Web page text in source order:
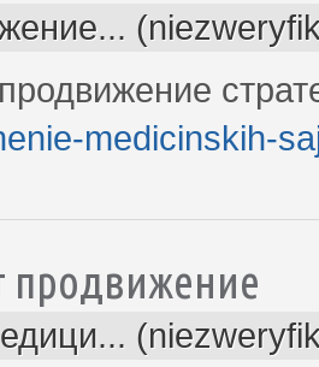
medicinskih-
продвижение